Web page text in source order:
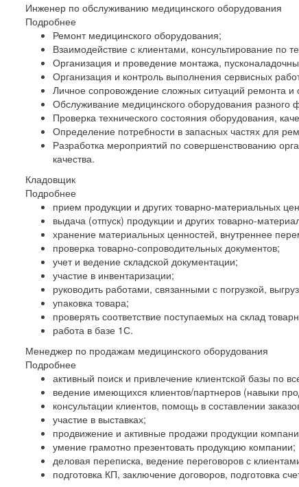
Инженер по обслуживанию медицинского оборудования
Подробнее
Ремонт медицинского оборудования;
Взаимодействие с клиентами, консультирование по
Организация и проведение монтажа,
Организация и контроль выполнения сервисных
Личное сопровождение сложных ситуаций ремонта
Обслуживание медицинского оборудования разного
Проверка технического состояния оборудования,
Определение потребности в запасных частях для
Разработка мероприятий по совершенствованию
качества.
Кладовщик
Подробнее
прием продукции и других товарно-материальных
выдача (отпуск) продукции и других товарно-
хранение материальных ценностей, внутреннее
проверка товарно-сопроводительных документов;
учет и ведение складской документации;
участие в инвентаризации;
руководить работами, связанными с погрузкой,
упаковка товара;
проверять соответствие поступаемых на склад
работа в базе 1С.
Менеджер по продажам медицинского оборудования
Подробнее
активный поиск и привлечение клиентской базы по
ведение имеющихся клиентов/партнеров (навыки
консультации клиентов, помощь в составлении
участие в выставках;
продвижение и активные продажи продукции
умение грамотно презентовать продукцию компании;
деловая переписка, ведение переговоров с
подготовка КП, заключение договоров, подготовка